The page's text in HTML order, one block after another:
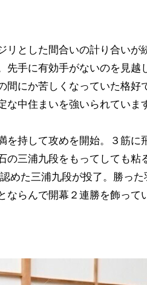
リとした間合いの計り合い
先手に有効手がないのを見越
間にか苦しくなっていた格好
中住まいを強いられていま
を持して攻めを開始。３筋に
の三浦九段をもってしても粘
めた三浦九段が投了。勝っ
らんで開幕２連勝を飾って